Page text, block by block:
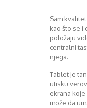
Sam
kao što se i
položaju
centralni
njega.
Tablet je
utisku
ekrana koje
može da